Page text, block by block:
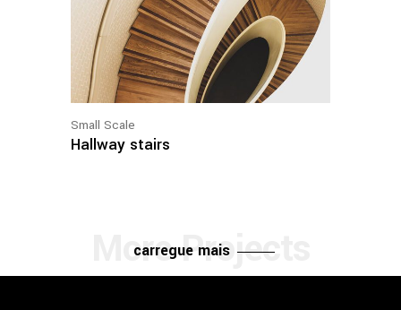
Small Scale
Hallway stairs
carregue mais